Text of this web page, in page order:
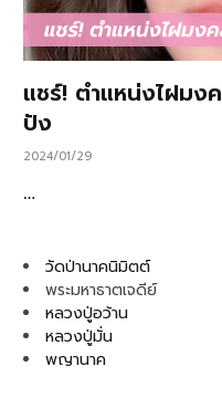
แชร์! ตำแหน่งไฝมง
ปัง
2024/01/29
…
วัดป่านาคนิมิตต์
พระมหาธาตเจดีย์
หลวงปู่อว้าน
หลวงปู่มั่น
พญานาค